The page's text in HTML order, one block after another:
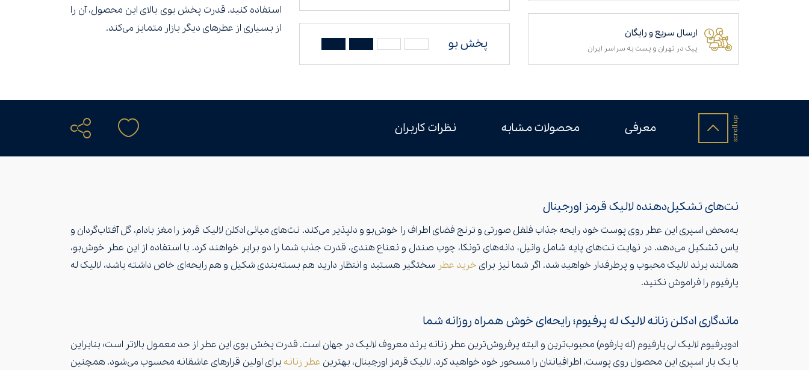
ارسال سریع و رایگان
پیک در تهران و پست به سراسر ایران پخش بو
استفاده کنید. قدرت پخش بوی بالای این محصول، آن را
از بسیاری از عطرهای دیگر بازار متمایز می‌کند.
معرفی محصولات مشابه نظرات کاربران
نت‌های تشکیل‌دهنده لالیک قرمز اورجینال
به‌محض اسپری این عطر روی پوست خود رایحه جذاب فلفل صورتی و ترنج فضای اطراف را خوش‌بو و دلپذیر می‌کند. نت‌های میانی ادکلن لالیک قرمز را مغز بادام، گل آفتاب‌گردان و
یاس تشکیل می‌دهد. در نهایت نت‌های پایه شامل وانیل، دانه‌های تونکا، چوب صندل و نعناع هندی، قدرت جذب شما را دو برابر خواهند کرد. با استفاده از این عطر خوش‌بو،
همانند برند لالیک محبوب و پرطرفدار خواهید شد. اگر شما نیز برای خرید عطر سختگیر هستید و انتظار دارید هم بسته‌بندی شکیل و هم رایحه‌ای خاص داشته باشد، لالیک له
پارفیوم را فراموش نکنید.
ماندگاری ادکلن زنانه لالیک له پرفیوم؛ رایحه‌ای خوش همراه روزانه شما
ادوپرفیوم لالیک لی پارفیوم (له پارفوم) محبوب‌ترین و البته پر‌فروش‌ترین عطر زنانه برند معروف لالیک در جهان است. قدرت پخش بوی این عطر از حد معمول بالاتر است؛ بنابراین
با یک بار اسپری این محصول روی پوست، اطرافیانتان را مسحور خود خواهید کرد. لالیک قرمز اورجینال، بهترین عطر زنانه برای اولین قرارهای عاشقانه محسوب می‌شود. همچنین